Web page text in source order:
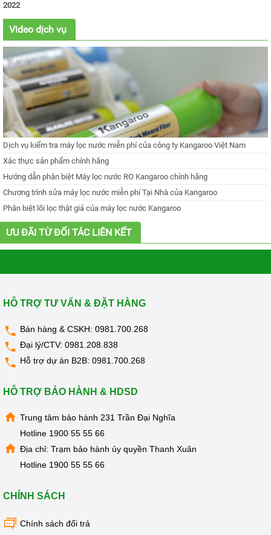
2022
Video dịch vụ
Dịch vụ kiểm tra máy lọc nước miễn phí của công ty Kangaroo Việt Nam
Xác thực sản phẩm chính hãng
Hướng dẫn phân biệt Máy lọc nước RO Kangaroo chính hãng
Chương trình sửa máy lọc nước miễn phí Tại Nhà của Kangaroo
Phân biệt lõi lọc thật giả của máy lọc nước Kangaroo
ƯU ĐÃI TỪ ĐỐI TÁC LIÊN KẾT
HỖ TRỢ TƯ VẤN & ĐẶT HÀNG
Bán hàng & CSKH: 0981.700.268
Đại lý/CTV: 0981.208.838
Hỗ trợ dự án B2B: 0981.700.268
HỖ TRỢ BẢO HÀNH & HDSD
Trung tâm bảo hành 231 Trần Đại Nghĩa
Hotline 1900 55 55 66
Địa chỉ: Trạm bảo hành ủy quyền Thanh Xuân
Hotline 1900 55 55 66
CHÍNH SÁCH
Chính sách đổi trả